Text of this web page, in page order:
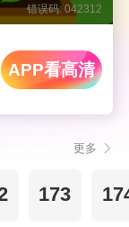
错误码: 042312
APP看高清
更多
173